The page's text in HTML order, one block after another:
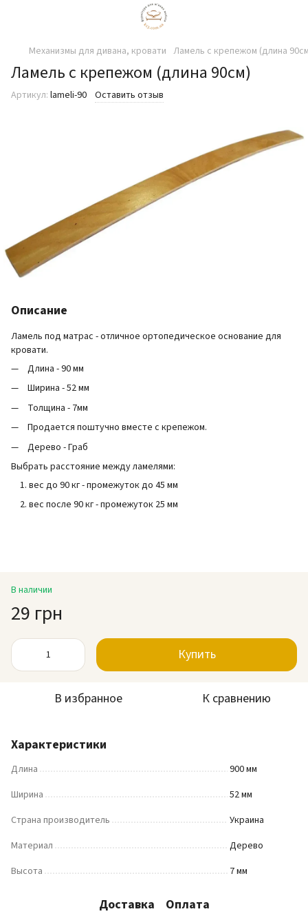
Механизмы для дивана, кровати Ламель с крепежом (длина
Ламель с крепежом (длина 90см)
Артикул: lameli-90 Оставить отзыв
Описание
Ламель под матрас - отличное ортопедическое основание для
кровати.
Длина - 90 мм
Ширина - 52 мм
Толщина - 7мм
Продается поштучно вместе с крепежом.
Дерево - Граб
Выбрать расстояние между ламелями:
вес до 90 кг - промежуток до 45 мм
вес после 90 кг - промежуток 25 мм
В наличии
29 грн
Купить
В избранное К сравнению
Характеристики
Длина
900 мм
Ширина
52 мм
Страна производитель
Украина
Материал
Дерево
Высота
7 мм
Доставка Оплата